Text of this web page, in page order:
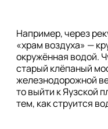
Например, через
«храм воздуха» —
окружённая водой.
старый клёпаный
железнодорожной
то выйти к Яузской
тем, как струится